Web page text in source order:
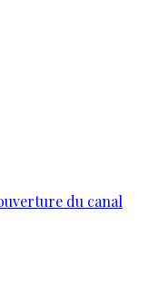
du canal